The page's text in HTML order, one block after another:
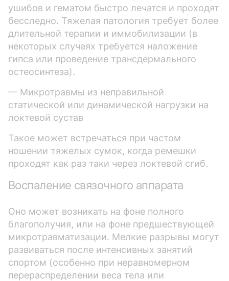
ушибов и гематом быстро лечатся и проходят
бесследно. Тяжелая патология требует более
длительной терапии и иммобилизации (в
некоторых случаях требуется наложение
гипса или проведение трансдермального
остеосинтеза).
— Микротравмы из неправильной
статической или динамической нагрузки на
локтевой сустав
Такое может встречаться при частом
ношении тяжелых сумок, когда ремешки
проходят как раз таки через локтевой сгиб.
Воспаление связочного аппарата
Оно может возникать на фоне полного
благополучия, или на фоне предшествующей
микротравматизации. Мелкие разрывы могут
развиваться после интенсивных занятий
спортом (особенно при неравномерном
перераспределении веса тела или